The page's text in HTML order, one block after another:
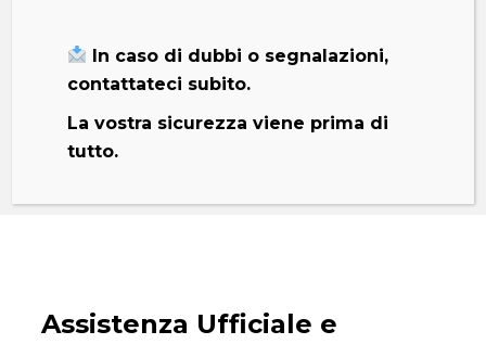
Assistenza Ufficiale e
In caso di dubbi o segnalazioni,
contattateci subito.
La vostra sicurezza viene prima di
tutto.